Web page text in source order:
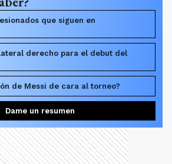
que siguen en
derecho para el debut del
de Messi de cara al torneo?
Dame un resumen